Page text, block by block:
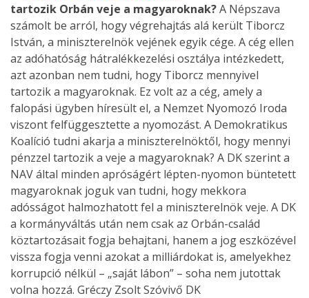
tartozik Orbán veje a magyaroknak?A Népszava
számolt be arról, hogy végrehajtás alá került Tiborcz
István, a miniszterelnök vejének egyik cége. A cég ellen
az adóhatóság hátralékkezelési osztálya intézkedett,
azt azonban nem tudni, hogy Tiborcz mennyivel
tartozik a magyaroknak. Ez volt az a cég, amely a
falopási ügyben híresült el, a Nemzet Nyomozó Iroda
viszont felfüggesztette a nyomozást. A Demokratikus
Koalíció tudni akarja a miniszterelnöktől, hogy mennyi
pénzzel tartozik a veje a magyaroknak? A DK szerint a
NAV által minden apróságért lépten-nyomon büntetett
magyaroknak joguk van tudni, hogy mekkora
adósságot halmozhatott fel a miniszterelnök veje. A DK
a kormányváltás után nem csak az Orbán-család
köztartozásait fogja behajtani, hanem a jog eszközével
vissza fogja venni azokat a milliárdokat is, amelyekhez
korrupció nélkül – „saját lábon” – soha nem jutottak
volna hozzá. Gréczy Zsolt Szóvivő DK